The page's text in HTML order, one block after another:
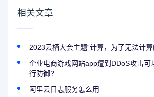
相关文章
2023云栖大会主题“计算，为了无法计算
企业电商游戏网站app遭到DDoS攻击可
行防御?
阿里云日志服务怎么用